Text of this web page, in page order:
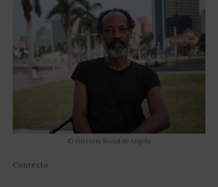
© História Social de Angola
Contexto